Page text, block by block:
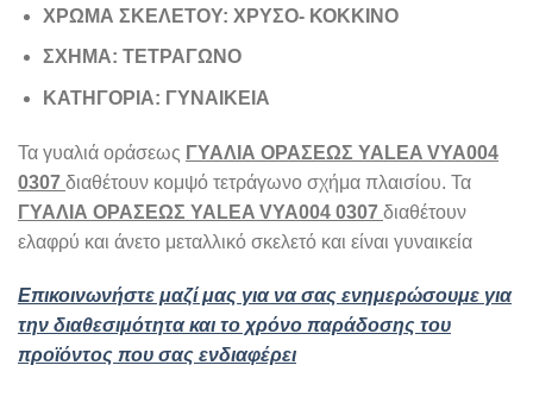
ΧΡΩΜΑ ΣΚΕΛΕΤΟΥ: ΧΡΥΣΟ- ΚΟΚΚΙΝΟ
ΣΧΗΜΑ: ΤΕΤΡΑΓΩΝΟ
ΚΑΤΗΓΟΡΙΑ: ΓΥΝΑΙΚΕΙΑ
Τα γυαλιά οράσεως ΓΥΑΛΙΑ ΟΡΑΣΕΩΣ YALEA VYA004
0307 διαθέτουν κομψό τετράγωνο σχήμα πλαισίου. Τα
ΓΥΑΛΙΑ ΟΡΑΣΕΩΣ YALEA VYA004 0307 διαθέτουν
ελαφρύ και άνετο μεταλλικό σκελετό και είναι γυναικεία
Επικοινωνήστε μαζί μας για να σας ενημερώσουμε για
την διαθεσιμότητα και το χρόνο παράδοσης του
προϊόντος που σας ενδιαφέρει